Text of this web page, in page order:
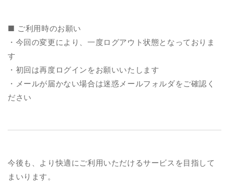
■ ご利用時のお願い
・今回の変更により、一度ログアウト状態となっておりま
す
・初回は再度ログインをお願いいたします
・メールが届かない場合は迷惑メールフォルダをご確認く
ださい
今後も、より快適にご利用いただけるサービスを目指して
まいります。